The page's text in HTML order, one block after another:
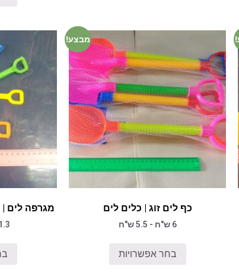
מבצע!
כף לים זוג | כלים לים
6 ש"ח - 5.5 ש"ח
בחר אפשרויות
מגרפה לים |
1.3ש"ח - 090